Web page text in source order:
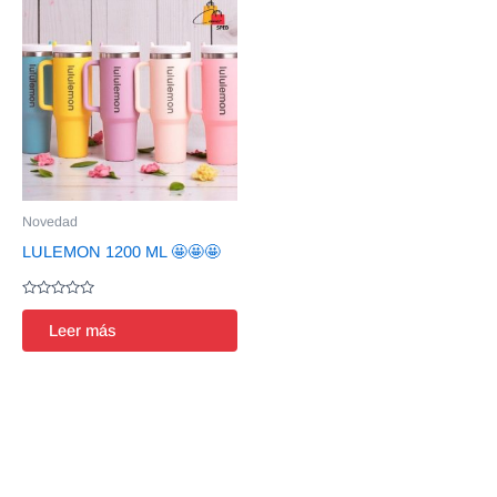
Novedad
LULEMON 1200 ML 🤩🤩🤩
Valorado
de
Leer más